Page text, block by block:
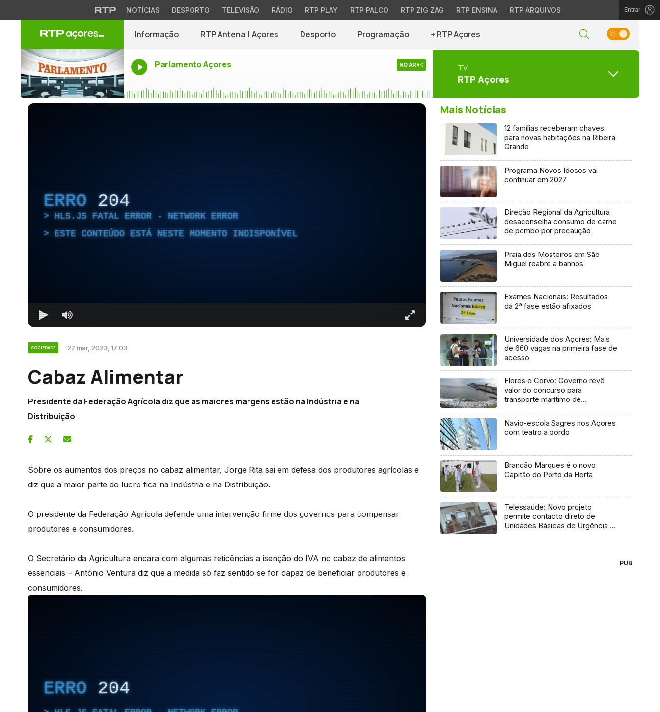
NOTÍCIAS DESPORTO TELEVISÃO RÁDIO RTP PLAY RTP PALCO RTP ZIG ZAG RTP ENSINA RTP ARQUIVOS Entrar
Informação RTP Antena 1 Açores Desporto Programação + RTP Açores
Parlamento Açores NO AR TV
RTP Açores
ERRO 204
HLS.JS FATAL ERROR - NETWORK ERROR
ESTE CONTEÚDO ESTÁ NESTE MOMENTO INDISPONÍVEL
SOCIEDADE 27 mar, 2023, 17:03
Cabaz Alimentar
Presidente da Federação Agrícola diz que as maiores margens estão na Indústria e na
Distribuição
Sobre os aumentos dos preços no cabaz alimentar, Jorge Rita sai em defesa dos produtores agrícolas e
diz que a maior parte do lucro fica na Indústria e na Distribuição.
O presidente da Federação Agrícola defende uma intervenção firme dos governos para compensar
produtores e consumidores.
O Secretário da Agricultura encara com algumas reticências a isenção do IVA no cabaz de alimentos
essenciais – António Ventura diz que a medida só faz sentido se for capaz de beneficiar produtores e
consumidores.
Mais Notícias
12 famílias receberam chaves
para novas habitações na Ribeira
Grande
Programa Novos Idosos vai
continuar em 2027
Direção Regional da Agricultura
desaconselha consumo de carne
de pombo por precaução
Praia dos Mosteiros em São
Miguel reabre a banhos
Exames Nacionais: Resultados
da 2ª fase estão afixados
Universidade dos Açores: Mais
de 660 vagas na primeira fase de
acesso
Flores e Corvo: Governo revê
valor do concurso para
transporte marítimo de
Navio-escola Sagres nos Açores
com teatro a bordo
Brandão Marques é o novo
Capitão do Porto da Horta
Telessaúde: Novo projeto
permite contacto direto de
Unidades Básicas de Urgência e
PUB